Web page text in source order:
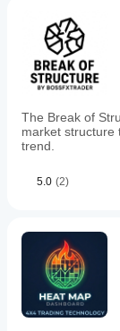
The Break of
market structure
trend.
5.0 (2)